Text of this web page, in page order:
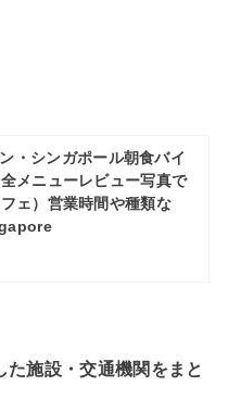
・シンガポール朝食バイ
メニューレビュー写真で
ェ）営業時間や種類な
施設・交通機関をまと